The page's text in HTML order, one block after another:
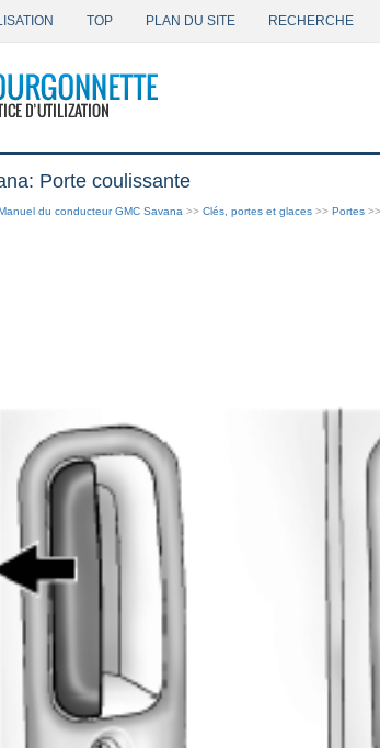
TOP PLAN DU SITE RECHERCHE
Porte coulissante
du conducteur GMC Savana >> Clés, portes et glaces >> Portes